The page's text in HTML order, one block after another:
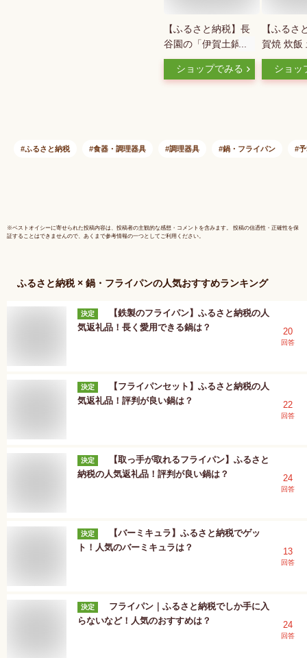
【ふるさと納税】長
谷園の「伊賀土鍋 白
釉」大（3～5人用）
DC-06
ショップでみる
【ふるさ
賀焼 炊飯
どさん グ
ン賞受賞
料無料 楽
ショッ
ふるさと納税 食器・調理器具 調理器具 鍋・フライパン
※ベストオイシーに寄せられた投稿内容は、投稿者の主観的な感想・コメントを含みます。 投稿の信憑性・正確性を保
証することはできませんので、あくまで参考情報の一つとしてご利用ください。
ふるさと納税 × 鍋・フライパンの人気おすすめランキング
決定
【鉄製のフライパン】ふるさと納税の人
気返礼品！長く愛用できる鍋は？
20
回答
決定
【フライパンセット】ふるさと納税の人
気返礼品！評判が良い鍋は？
22
回答
決定
【取っ手が取れるフライパン】ふるさと
納税の人気返礼品！評判が良い鍋は？
24
回答
決定
【バーミキュラ】ふるさと納税でゲッ
ト！人気のバーミキュラは？
13
回答
決定
フライパン｜ふるさと納税でしか手に入
らないなど！人気のおすすめは？
24
回答